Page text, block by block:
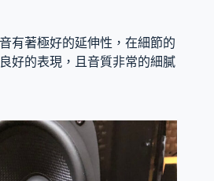
有著極好的延伸性，在細節的
好的表現，且音質非常的細膩